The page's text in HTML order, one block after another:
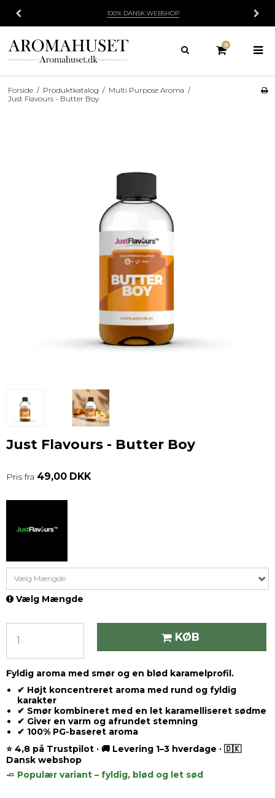
100% DANSK WEBSHOP
0
Forside / Produktkatalog / Multi Purpose Aroma /
Just Flavours - Butter Boy
Just Flavours - Butter Boy
Pris fra 49,00 DKK
Vælg Mængde
Vælg Mængde
KØB
Fyldig aroma med smør og en blød karamelprofil.
✔ Højt koncentreret aroma med rund og fyldig
karakter
✔ Smør kombineret med en let karamelliseret sødme
✔ Giver en varm og afrundet stemning
✔ 100% PG-baseret aroma
⭐ 4,8 på Trustpilot · 🚚 Levering 1–3 hverdage · 🇩🇰
Dansk webshop
🧈 Populær variant – fyldig, blød og let sød